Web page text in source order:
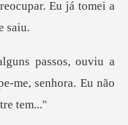
reocupar. Eu já tomei a
a
me, senhora.